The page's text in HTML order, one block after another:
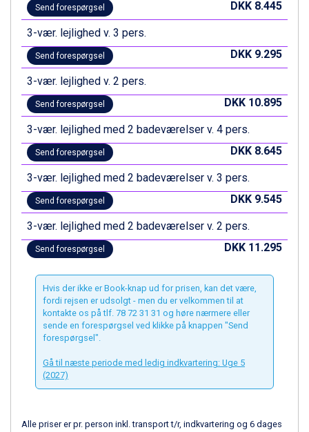
Canazei fra DKK 4.745
Ponte di Legno fra DKK 4.745
Sauze dOulx fra DKK 4.045
Alleghe fra DKK 5.595
Bad Gastein fra DKK 4.195
Arabba fra DKK 7.045
La Thuile fra DKK 4.595
Cervinia fra DKK 5.295
Sölden fra DKK 8.445
Bad Hofgastein fra DKK 5.495
Passo Tonale fra DKK 3.795
Saalbach fra DKK 5.945
Champoluc fra DKK 3.795
Sestriere fra DKK 4.395
Fieberbrunn fra DKK 6.145
Wagrain fra DKK 4.645
Ischgl fra DKK 7.095
St. Anton fra DKK 7.245
Zell am See fra DKK 4.095
Livigno fra DKK 4.145
Canazei fra DKK 4.745
Sauze dOulx fra DKK 4.045
Alleghe fra DKK 5.595
La Thuile fra DKK 4.595
Send forespørgsel DKK 8.445
3-vær. lejlighed v. 3 pers.
Send forespørgsel DKK 9.295
3-vær. lejlighed v. 2 pers.
Send forespørgsel DKK 10.895
3-vær. lejlighed med 2 badeværelser v. 4 pers.
Send forespørgsel DKK 8.645
3-vær. lejlighed med 2 badeværelser v. 3 pers.
Send forespørgsel DKK 9.545
3-vær. lejlighed med 2 badeværelser v. 2 pers.
Send forespørgsel DKK 11.295
Hvis der ikke er Book-knap ud for prisen, kan det være,
fordi rejsen er udsolgt - men du er velkommen til at
kontakte os på tlf. 78 72 31 31 og høre nærmere eller
sende en forespørgsel ved klikke på knappen "Send
forespørgsel".
Gå til næste periode med ledig indkvartering: Uge 5
(2027)
Alle priser er pr. person inkl. transport t/r, indkvartering og 6 dages